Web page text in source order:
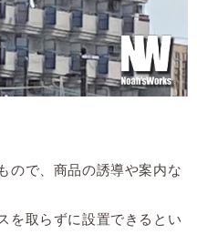
ので、商品の誘導や案内な
を取らずに設置できるとい